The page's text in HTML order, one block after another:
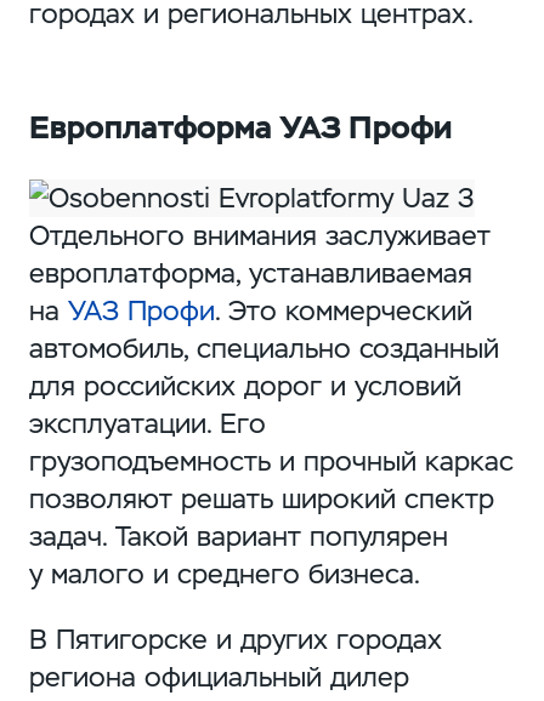
городах и региональных центрах.
Европлатформа УАЗ Профи
Отдельного внимания заслуживает
европлатформа, устанавливаемая
на УАЗ Профи. Это коммерческий
автомобиль, специально созданный
для российских дорог и условий
эксплуатации. Его
грузоподъемность и прочный каркас
позволяют решать широкий спектр
задач. Такой вариант популярен
у малого и среднего бизнеса.
В Пятигорске и других городах
региона официальный дилер